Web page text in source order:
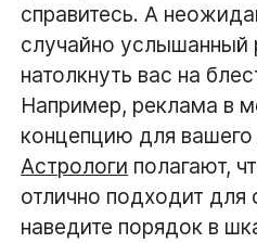
справитесь. А
случайно услышанный
натолкнуть вас на
Например, реклама в
концепцию для вашего
Астрологи полагают,
отлично подходит для
наведите порядок в